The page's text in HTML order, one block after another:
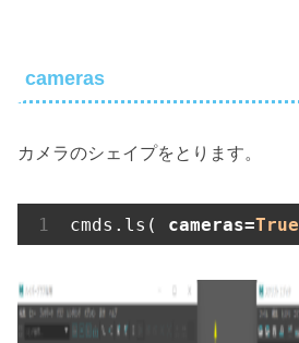
cameras
カメラのシェイプをとります。
cmds.ls( cameras=True